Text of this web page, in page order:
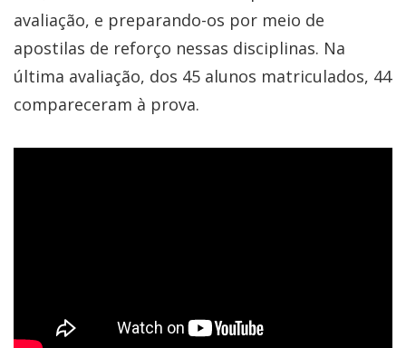
avaliação, e preparando-os por meio de
apostilas de reforço nessas disciplinas. Na
última avaliação, dos 45 alunos matriculados, 44
compareceram à prova.